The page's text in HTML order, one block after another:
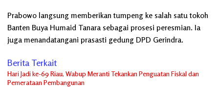
Prabowo langsung memberikan tumpeng ke salah satu tokoh
Banten Buya Humaid Tanara sebagai prosesi peresmian. Ia
juga menandatangani prasasti gedung DPD Gerindra.
Berita Terkait
Hari Jadi ke-69 Riau, Wabup Meranti Tekankan Penguatan Fiskal dan
Pemerataan Pembangunan